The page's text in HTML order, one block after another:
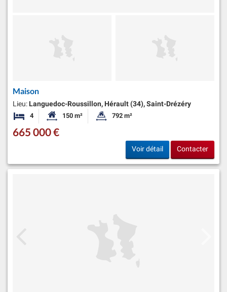
Maison
Lieu: Languedoc-Roussillon, Hérault (34), Saint-Drézéry
4 Chambres Surface habitable:
150 m² Superficie du terrain:
792 m²
665 000 €
Voir détail Contacter